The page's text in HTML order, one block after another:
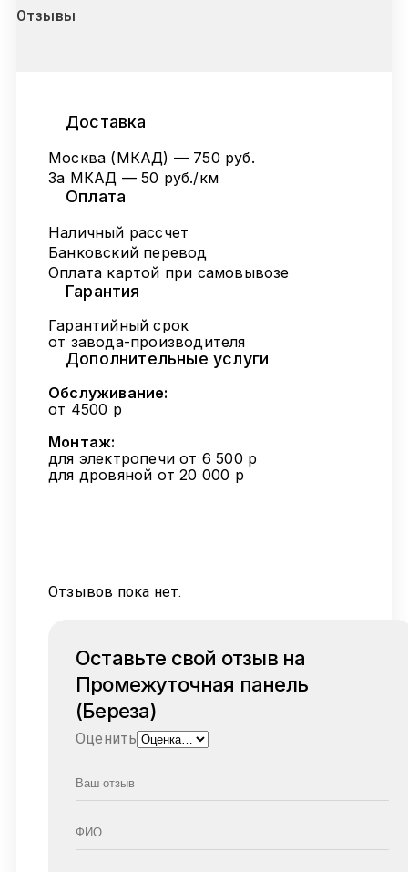
Отзывы
Доставка
Москва (МКАД) — 750 руб.
За МКАД — 50 руб./км
Оплата
Наличный рассчет
Банковский перевод
Оплата картой при самовывозе
Гарантия
Гарантийный срок
от завода-производителя
Дополнительные услуги
Обслуживание:
от 4500 р
Монтаж:
для электропечи от 6 500 р
для дровяной от 20 000 р
Отзывов пока нет.
Оставьте свой отзыв на
Промежуточная панель
(Береза)
Оценить